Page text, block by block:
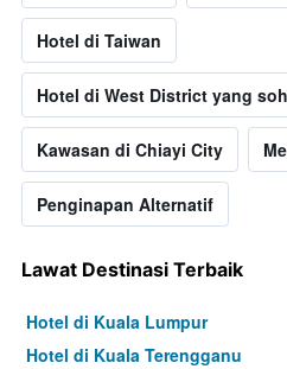
Hotel di Taiwan
Hotel di West District yang
Kawasan di Chiayi City
Penginapan Alternatif
Lawat Destinasi Terbaik
Hotel di Kuala Lumpur
Hotel di Kuala Terengganu